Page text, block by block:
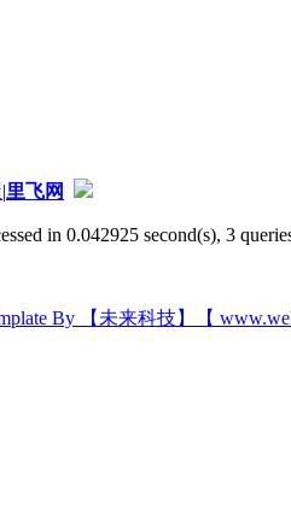
|里飞网
in 0.042925 second(s), 3
By 【未来科技】【